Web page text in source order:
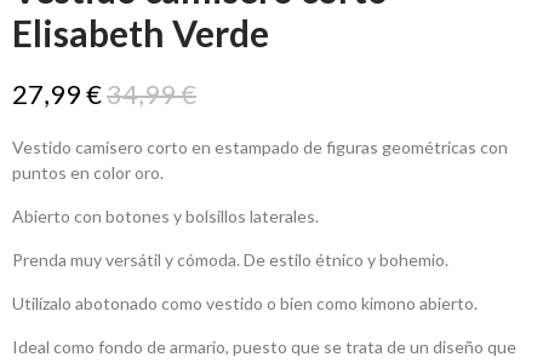
Elisabeth Verde
27,99 €34,99 €
Vestido camisero corto en estampado de figuras geométricas con
puntos en color oro.
Abierto con botones y bolsillos laterales.
Prenda muy versátil y cómoda. De estilo étnico y bohemio.
Utilízalo abotonado como vestido o bien como kimono abierto.
Ideal como fondo de armario, puesto que se trata de un diseño que